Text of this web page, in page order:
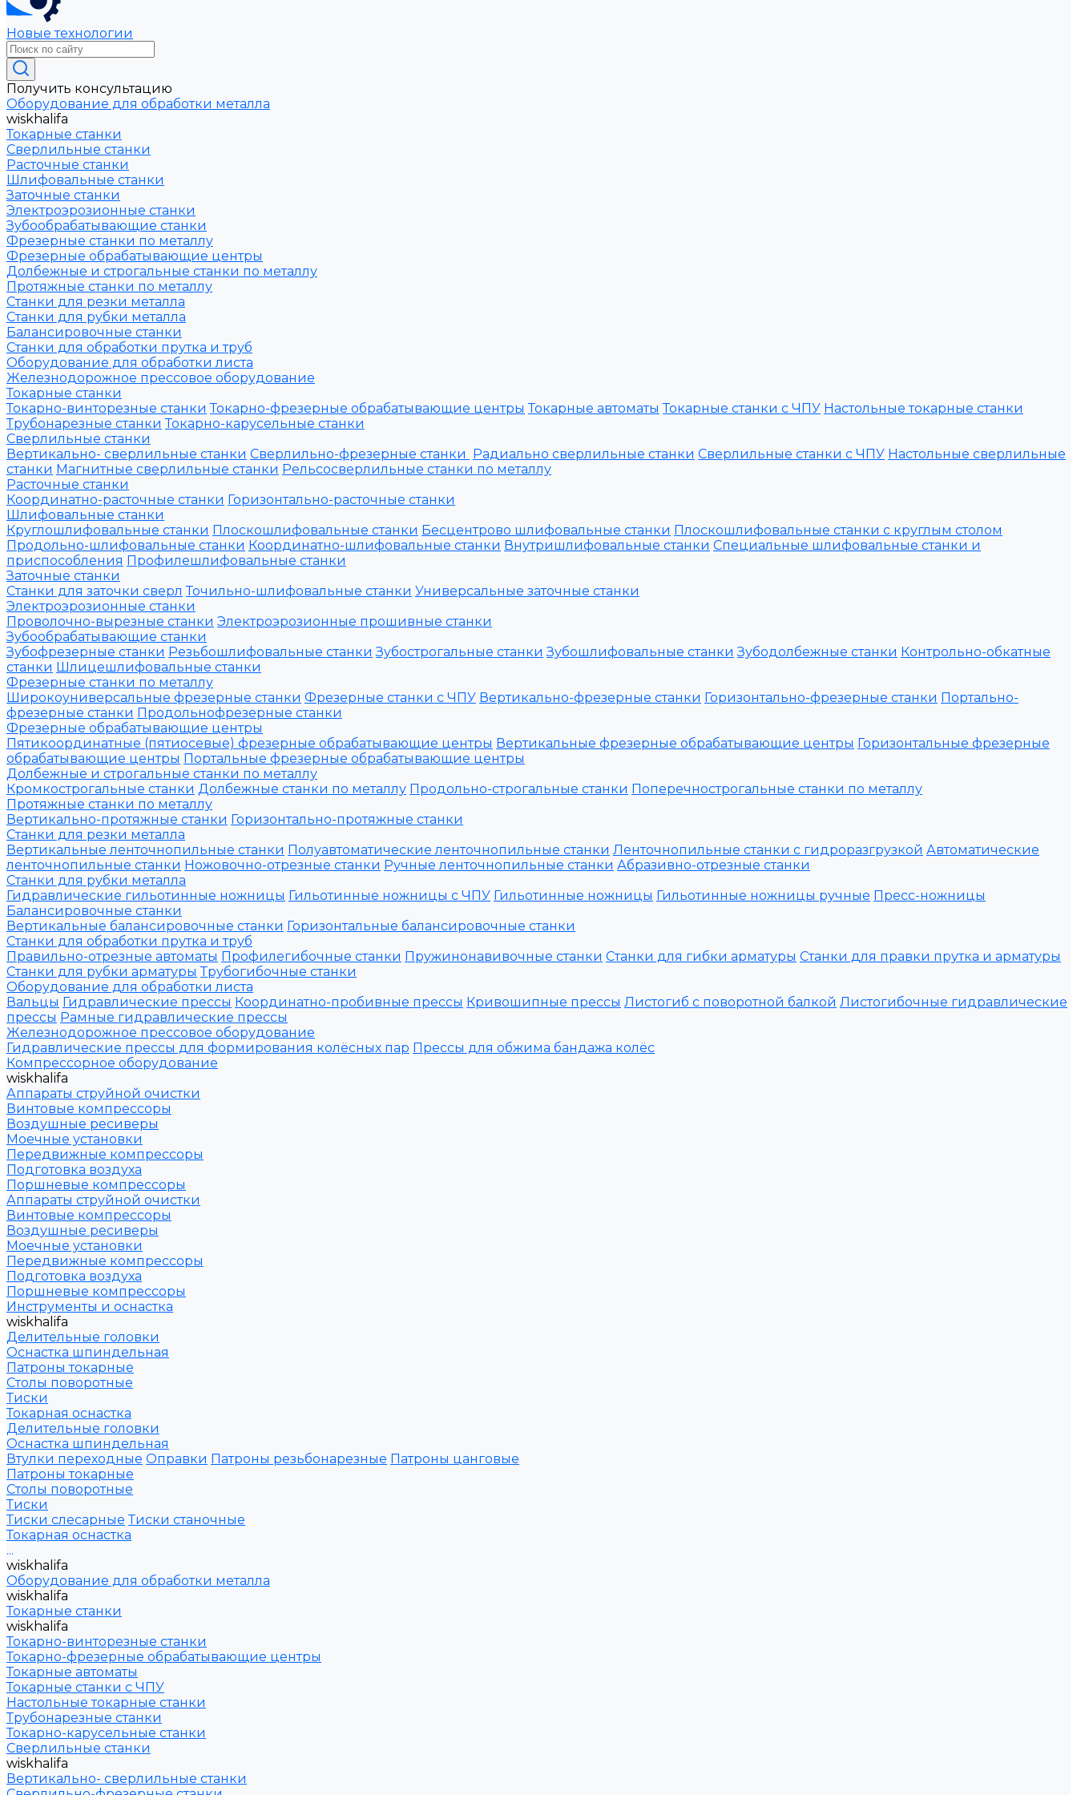
Новые технологии
Получить консультацию
Оборудование для обработки металла
wiskhalifa
Токарные станки
Сверлильные станки
Расточные станки
Шлифовальные станки
Заточные станки
Электроэрозионные станки
Зубообрабатывающие станки
Фрезерные станки по металлу
Фрезерные обрабатывающие центры
Долбежные и строгальные станки по металлу
Протяжные станки по металлу
Станки для резки металла
Станки для рубки металла
Балансировочные станки
Станки для обработки прутка и труб
Оборудование для обработки листа
Железнодорожное прессовое оборудование
Токарные станки
Токарно-винторезные станки Токарно-фрезерные обрабатывающие центры Токарные автоматы Токарные станки с ЧПУ Настольные токарные станки
Трубонарезные станки Токарно-карусельные станки
Сверлильные станки
Вертикально- сверлильные станки Сверлильно-фрезерные станки Радиально сверлильные станки Сверлильные станки с ЧПУ Настольные сверлильные
станки Магнитные сверлильные станки Рельсосверлильные станки по металлу
Расточные станки
Координатно-расточные станки Горизонтально-расточные станки
Шлифовальные станки
Круглошлифовальные станки Плоскошлифовальные станки Бесцентрово шлифовальные станки Плоскошлифовальные станки с круглым столом
Продольно-шлифовальные станки Координатно-шлифовальные станки Внутришлифовальные станки Специальные шлифовальные станки и
приспособления Профилешлифовальные станки
Заточные станки
Станки для заточки сверл Точильно-шлифовальные станки Универсальные заточные станки
Электроэрозионные станки
Проволочно-вырезные станки Электроэрозионные прошивные станки
Зубообрабатывающие станки
Зубофрезерные станки Резьбошлифовальные станки Зубострогальные станки Зубошлифовальные станки Зубодолбежные станки Контрольно-обкатные
станки Шлицешлифовальные станки
Фрезерные станки по металлу
Широкоуниверсальные фрезерные станки Фрезерные станки с ЧПУ Вертикально-фрезерные станки Горизонтально-фрезерные станки Портально-
фрезерные станки Продольнофрезерные станки
Фрезерные обрабатывающие центры
Пятикоординатные (пятиосевые) фрезерные обрабатывающие центры Вертикальные фрезерные обрабатывающие центры Горизонтальные фрезерные
обрабатывающие центры Портальные фрезерные обрабатывающие центры
Долбежные и строгальные станки по металлу
Кромкострогальные станки Долбежные станки по металлу Продольно-строгальные станки Поперечнострогальные станки по металлу
Протяжные станки по металлу
Вертикально-протяжные станки Горизонтально-протяжные станки
Станки для резки металла
Вертикальные ленточнопильные станки Полуавтоматические ленточнопильные станки Ленточнопильные станки с гидроразгрузкой Автоматические
ленточнопильные станки Ножовочно-отрезные станки Ручные ленточнопильные станки Абразивно-отрезные станки
Станки для рубки металла
Гидравлические гильотинные ножницы Гильотинные ножницы с ЧПУ Гильотинные ножницы Гильотинные ножницы ручные Пресс-ножницы
Балансировочные станки
Вертикальные балансировочные станки Горизонтальные балансировочные станки
Станки для обработки прутка и труб
Правильно-отрезные автоматы Профилегибочные станки Пружинонавивочные станки Станки для гибки арматуры Станки для правки прутка и арматуры
Станки для рубки арматуры Трубогибочные станки
Оборудование для обработки листа
Вальцы Гидравлические прессы Координатно-пробивные прессы Кривошипные прессы Листогиб с поворотной балкой Листогибочные гидравлические
прессы Рамные гидравлические прессы
Железнодорожное прессовое оборудование
Гидравлические прессы для формирования колёсных пар Прессы для обжима бандажа колёс
Компрессорное оборудование
wiskhalifa
Аппараты струйной очистки
Винтовые компрессоры
Воздушные ресиверы
Моечные установки
Передвижные компрессоры
Подготовка воздуха
Поршневые компрессоры
Аппараты струйной очистки
Винтовые компрессоры
Воздушные ресиверы
Моечные установки
Передвижные компрессоры
Подготовка воздуха
Поршневые компрессоры
Инструменты и оснастка
wiskhalifa
Делительные головки
Оснастка шпиндельная
Патроны токарные
Столы поворотные
Тиски
Токарная оснастка
Делительные головки
Оснастка шпиндельная
Втулки переходные Оправки Патроны резьбонарезные Патроны цанговые
Патроны токарные
Столы поворотные
Тиски
Тиски слесарные Тиски станочные
Токарная оснастка
...
wiskhalifa
Оборудование для обработки металла
wiskhalifa
Токарные станки
wiskhalifa
Токарно-винторезные станки
Токарно-фрезерные обрабатывающие центры
Токарные автоматы
Токарные станки с ЧПУ
Настольные токарные станки
Трубонарезные станки
Токарно-карусельные станки
Сверлильные станки
wiskhalifa
Вертикально- сверлильные станки